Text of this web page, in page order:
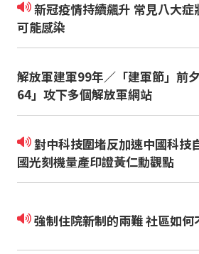
新冠疫情持續飆升 常見八大症狀 沒發燒也
可能感染
解放軍建軍99年／「建軍節」前
64」攻下多個解放軍網站
對中科技圍堵反加速中國科技自主？！中
國光刻機量產印證黃仁勳觀點
強制住院新制的兩難 社區如何